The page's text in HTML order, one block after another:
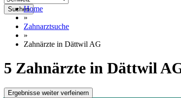
SuchenHome
»
Zahnarztsuche
»
Zahnärzte in Dättwil AG
5 Zahnärzte in Dättwil
Ergebnisse weiter verfeinern